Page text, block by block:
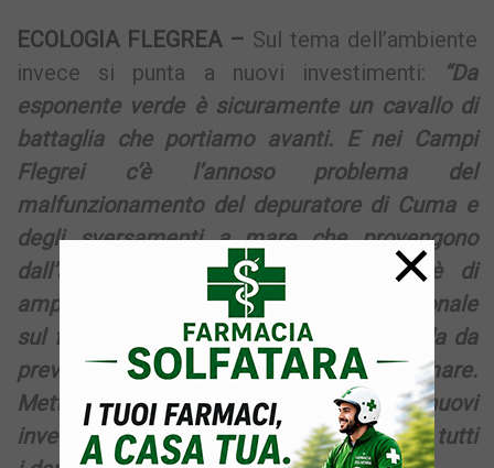
ECOLOGIA FLEGREA – Sul tema dell’ambiente
invece si punta a nuovi investimenti:
“Da
esponente verde è sicuramente un cavallo di
battaglia che portiamo avanti. E nei Campi
Flegrei c’è l’annoso problema del
malfunzionamento del depuratore di Cuma e
degli sversamenti a mare che provengono
dall’alveo Camaldoli. La nostra idea è di
ampliare il centro di monitoraggio regionale
sul funzionamento dei depuratori, in moda da
prevedere eventuali sversamenti a a mare.
Metteremo a punto sicuramente nuovi
investimenti per funzionamento stabile di tutti
×